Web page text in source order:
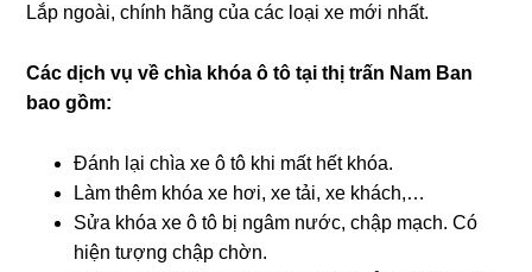
Lắp ngoài, chính hãng của các loại xe mới nhất.
Các dịch vụ về chìa khóa ô tô tại thị trấn Nam Ban
bao gồm:
Đánh lại chìa xe ô tô khi mất hết khóa.
Làm thêm khóa xe hơi, xe tải, xe khách,…
Sửa khóa xe ô tô bị ngâm nước, chập mạch. Có
hiện tượng chập chờn.